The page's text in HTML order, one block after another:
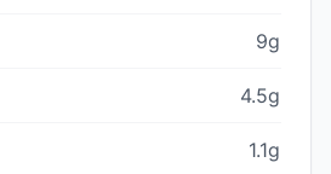
9g
4.5g
1.1g